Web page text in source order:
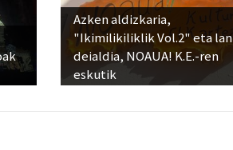
Azken aldizkaria,
"Ikimilikiliklik Vol.2" eta lan
deialdia, NOAUA! K.E.-ren
eskutik